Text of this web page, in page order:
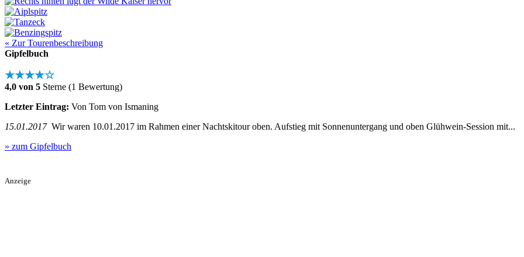
« Zur Tourenbeschreibung
Gipfelbuch
★★★★☆
4,0 von 5 Sterne (1 Bewertung)
Letzter Eintrag: Von Tom von Ismaning
15.01.2017Wir waren 10.01.2017 im Rahmen einer Nachtskitour oben. Aufstieg mit Sonnenuntergang und oben Glühwein-Session mit...
» zum Gipfelbuch
Anzeige